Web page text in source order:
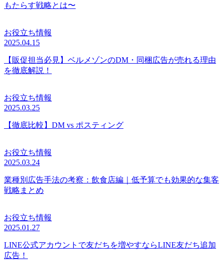
もたらす戦略とは〜
お役立ち情報
2025.04.15
【販促担当必見】ベルメゾンのDM・同梱広告が売れる理由
を徹底解説！
お役立ち情報
2025.03.25
【徹底比較】DM vs ポスティング
お役立ち情報
2025.03.24
業種別広告手法の考察：飲食店編｜低予算でも効果的な集客
戦略まとめ
お役立ち情報
2025.01.27
LINE公式アカウントで友だちを増やすならLINE友だち追加
広告！